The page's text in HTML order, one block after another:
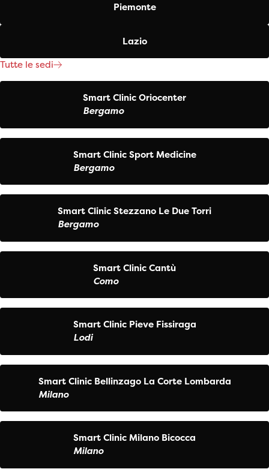
Piemonte
Lazio
Tutte le sedi
Smart Clinic Oriocenter
Bergamo
Smart Clinic Sport Medicine
Bergamo
Smart Clinic Stezzano Le Due Torri
Bergamo
Smart Clinic Cantù
Como
Smart Clinic Pieve Fissiraga
Lodi
Smart Clinic Bellinzago La Corte Lombarda
Milano
Smart Clinic Milano Bicocca
Milano